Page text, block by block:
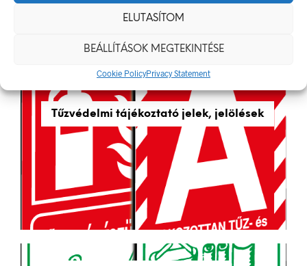
ELUTASÍTOM
BEÁLLÍTÁSOK MEGTEKINTÉSE
Cookie PolicyPrivacy Statement
Tűzvédelmi tájékoztató jelek, jelölések